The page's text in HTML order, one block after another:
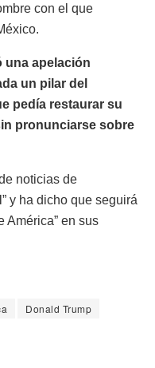
con el que
una apelación
un pilar del
pedía restaurar su
pronunciarse sobre
noticias de
y ha dicho que seguirá
América” en sus
Donald Trump